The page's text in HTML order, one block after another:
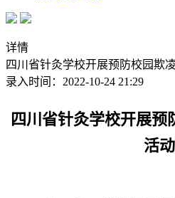
详情
四川省针灸学校开展预防校园欺
录入时间：2022-10-24 21:29
四川省针灸学校开展预
活动